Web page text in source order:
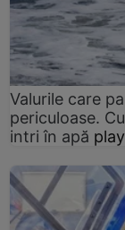
Valurile care
periculoase.
intri în apă